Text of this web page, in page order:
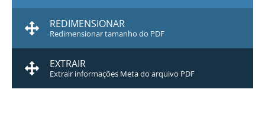
REDIMENSIONAR
Redimensionar tamanho do PDF
EXTRAIR
Extrair informações Meta do arquivo PDF